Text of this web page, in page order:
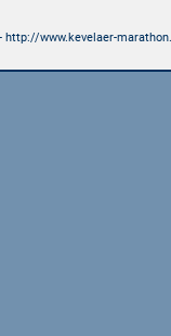
http://www.kevelaer-